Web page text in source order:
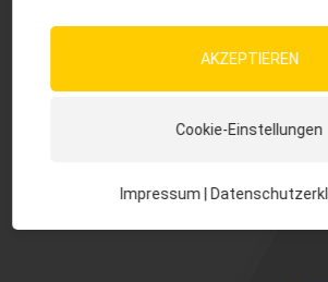
AKZEPTIEREN
Cookie-Einstellungen
Impressum